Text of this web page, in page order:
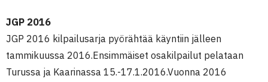
JGP 2016
JGP 2016 kilpailusarja pyörähtää käyntiin jälleen
tammikuussa 2016.Ensimmäiset osakilpailut pelataan
Turussa ja Kaarinassa 15.-17.1.2016.Vuonna 2016